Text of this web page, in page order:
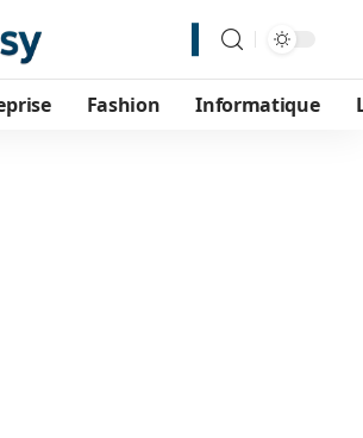
Fashion Informatique